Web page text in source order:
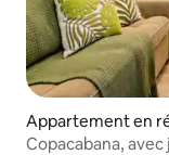
Appartement en
Copacabana,